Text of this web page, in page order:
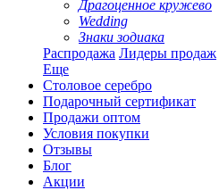
Драгоценное кружево
Wedding
Знаки зодиака
Распродажа Лидеры продаж
Еще
Столовое серебро
Подарочный сертификат
Продажи оптом
Условия покупки
Отзывы
Блог
Акции